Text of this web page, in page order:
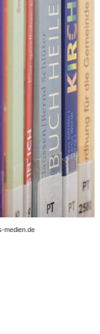
medien.de